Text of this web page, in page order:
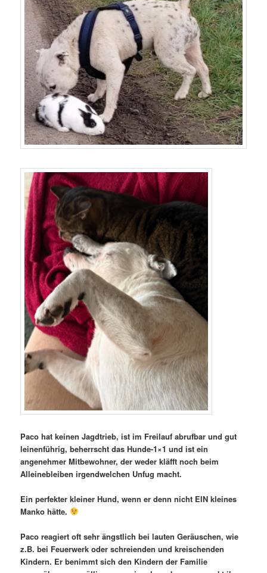
Paco hat keinen Jagdtrieb, ist im Freilauf abrufbar und gut
leinenführig, beherrscht das Hunde-1×1 und ist ein
angenehmer Mitbewohner, der weder kläfft noch beim
Alleinebleiben irgendwelchen Unfug macht.
Ein perfekter kleiner Hund, wenn er denn nicht EIN kleines
Manko hätte.
Paco reagiert oft sehr ängstlich bei lauten Geräuschen, wie
z.B. bei Feuerwerk oder schreienden und kreischenden
Kindern. Er benimmt sich den Kindern der Familie